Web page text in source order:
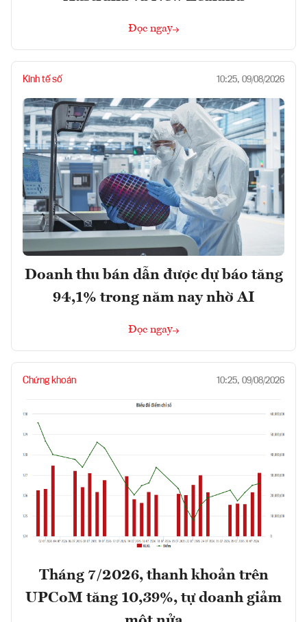
Đọc ngay
Kinh tế số 10:25, 09/08/2026
Doanh thu bán dẫn được dự báo tăng
94,1% trong năm nay nhờ AI
Đọc ngay
Chứng khoán 10:25, 09/08/2026
Tháng 7/2026, thanh khoản trên
UPCoM tăng 10,39%, tự doanh giảm